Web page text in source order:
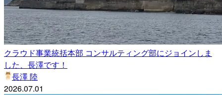
クラウド事業統括本部 コンサルティング部にジョインしま
した、長澤です！
長澤 陸
2026.07.01